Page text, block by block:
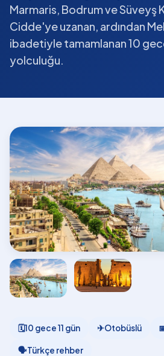
Marmaris, Bodrum ve Süveyş
Cidde'ye uzanan, ardından
ibadetiyle tamamlanan 10
yolculuğu.
🗓10 gece 11 gün ✈Otobüslü
🗣Türkçe rehber